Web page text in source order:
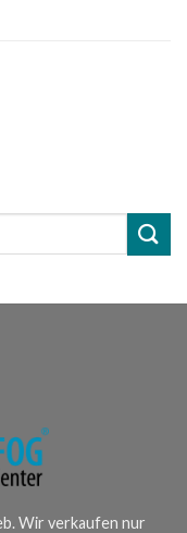
Wir verkaufen nur